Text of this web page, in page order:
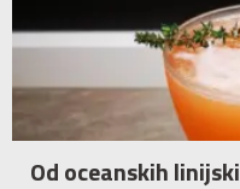
Od oceanskih